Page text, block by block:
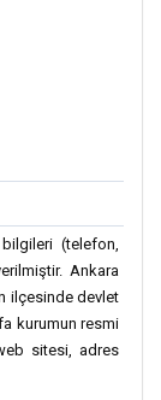
(telefon,
Ankara
ilçesinde devlet
kurumun resmi
sitesi, adres